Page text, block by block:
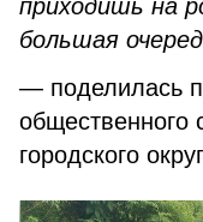
приходишь на
большая
— поделилась
общественного
городского